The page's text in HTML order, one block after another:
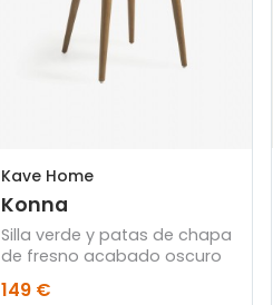
Kave Home
Konna
Silla verde y patas de chapa
de fresno acabado oscuro
149 €